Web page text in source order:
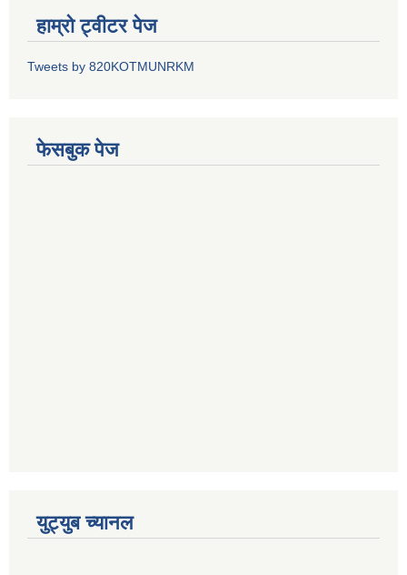
हाम्रो ट्वीटर पेज
Tweets by 820KOTMUNRKM
फेसबुक पेज
युट्युब च्यानल